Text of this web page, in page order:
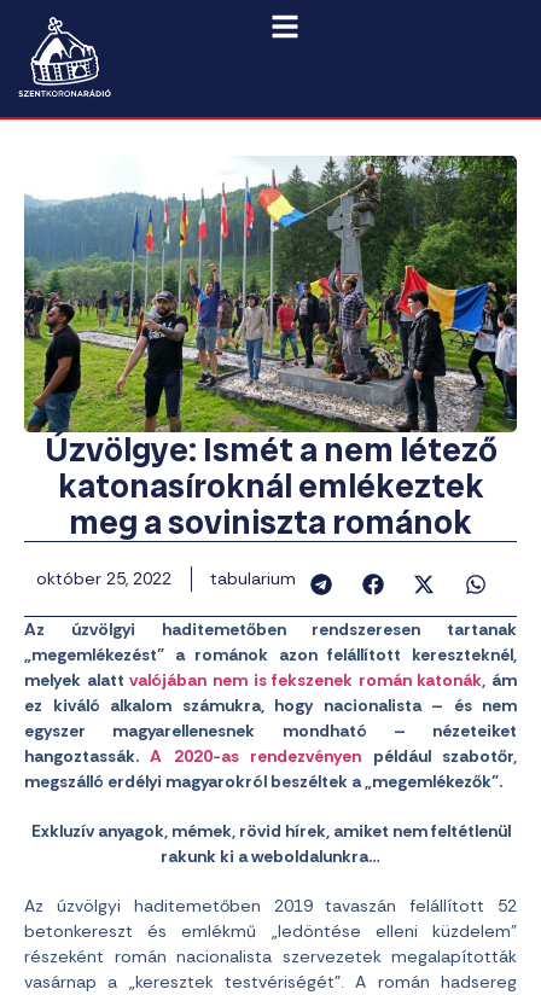
Úzvölgye: Ismét a nem létező
katonasíroknál emlékeztek
meg a soviniszta románok
október 25, 2022 tabularium
Az úzvölgyi haditemetőben rendszeresen tartanak
„megemlékezést” a románok azon felállított kereszteknél,
melyek alattvalójában nem is fekszenek román katonák, ám
ez kiváló alkalom számukra, hogy nacionalista – és nem
egyszer magyarellenesnek mondható – nézeteiket
hangoztassák.A 2020-as rendezvényen például szabotőr,
megszálló erdélyi magyarokról beszéltek a „megemlékezők”.
Exkluzív anyagok, mémek, rövid hírek, amiket nem feltétlenül
rakunk ki a weboldalunkra…
Az úzvölgyi haditemetőben 2019 tavaszán felállított 52
betonkereszt és emlékmű „ledöntése elleni küzdelem”
részeként román nacionalista szervezetek megalapították
vasárnap a „keresztek testvériségét”. A román hadsereg